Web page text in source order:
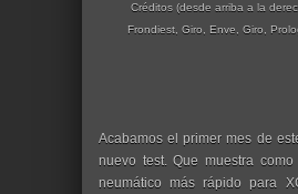
Créditos (desde arriba a la
Frondiest, Giro, Enve, Giro,
Acabamos el primer mes de
nuevo test. Que muestra como
neumático más rápido para